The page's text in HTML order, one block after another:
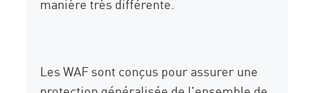
manière très différente.
Les WAF sont conçus pour assurer une